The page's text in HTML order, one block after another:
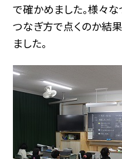
で確かめました。様々
つなぎ方で点くのか結
ました。